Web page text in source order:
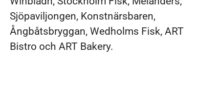
Sjöpaviljongen, Konstnärsbaren,
Ångbåtsbryggan, Wedholms Fisk, ART
Bistro och ART Bakery.